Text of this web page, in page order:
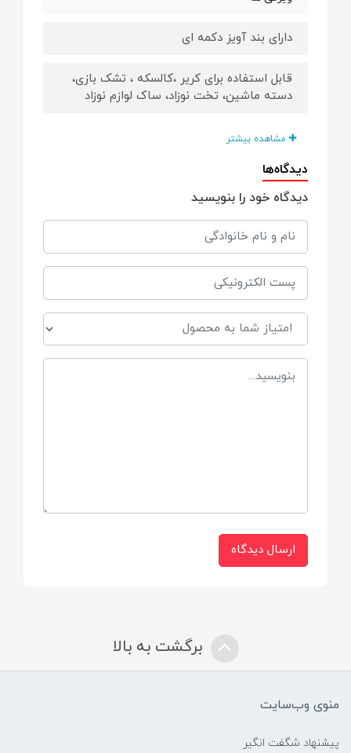
دارای بند آویز دکمه ای
قابل استفاده برای کریر ،کالسکه ، تشک بازی،
دسته ماشین، تخت نوزاد، ساک لوازم نوزاد
حلقه چوبی قابل استفاده به عنوان دندانگیر
پوشش رنگ ضد حساسیت
دارای جغجغه و سوتی
لامسه
برند
ماتو maato
مشاهده بیشتر
دیدگاه‌ها
دیدگاه خود را بنویسید
ارسال دیدگاه
برگشت به بالا
منوی وب‌سایت
پیشنهاد شگفت انگیر